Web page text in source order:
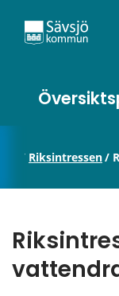
/ Riksintressen/